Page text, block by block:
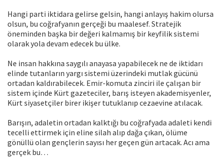
Hangi parti iktidara gelirse gelsin, hangi anlayış hakim olursa
olsun, bu coğrafyanın gerçeği bu maalesef. Stratejik
öneminden başka bir değeri kalmamış bir keyfilik sistemi
olarak yola devam edecek bu ülke.
Ne insan hakkına saygılı anayasa yapabilecek ne de iktidarı
elinde tutanların yargı sistemi üzerindeki mutlak gücünü
ortadan kaldırabilecek. Emir-komuta zinciri ile çalışan bir
sistem içinde Kürt gazeteciler, barış isteyen akademisyenler,
Kürt siyasetçiler birer ikişer tutuklanıp cezaevine atılacak.
Barışın, adaletin ortadan kalktığı bu coğrafyada adaleti kendi
tecelli ettirmek için eline silah alıp dağa çıkan, ölüme
gönüllü olan gençlerin sayısı her geçen gün artacak. Acı ama
gerçek bu…